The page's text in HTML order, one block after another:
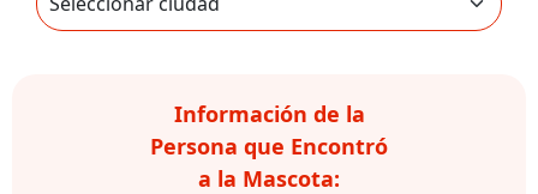
Información de la
Persona que Encontró
a la Mascota: